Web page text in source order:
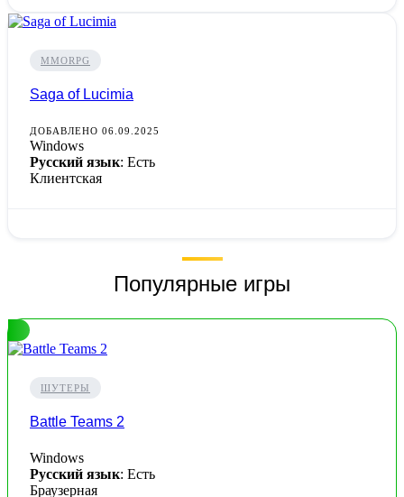
MMORPG
Saga of Lucimia
ДОБАВЛЕНО 06.09.2025
Windows
Русский язык: Есть
Клиентская
Популярные игры
ШУТЕРЫ
Battle Teams 2
Windows
Русский язык: Есть
Браузерная